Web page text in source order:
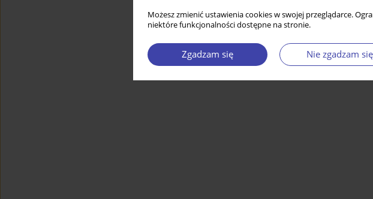
Możesz zmienić ustawienia cookies w swojej przeglądarce.
niektóre funkcjonalności dostępne na stronie.
Zgadzam się Nie zgadzam się